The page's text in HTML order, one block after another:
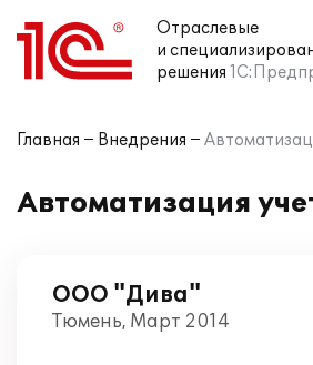
Отраслевые
и
решения
Главная Внедрения
Автоматизация
OOO "Дива"
Тюмень, Март 2014